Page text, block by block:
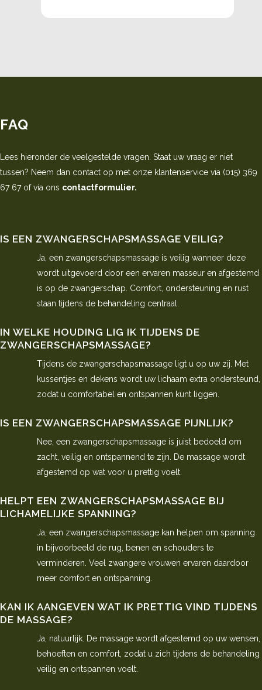
FAQ
Lees hieronder de veelgestelde vragen. Staat uw vraag er niet
tussen? Neem dan contact op met onze klantenservice via (015) 369
67 67 of via ons contactformulier.
IS EEN ZWANGERSCHAPSMASSAGE VEILIG?
Ja, een zwangerschapsmassage is veilig wanneer deze
wordt uitgevoerd door een ervaren masseur en afgestemd
is op de zwangerschap. Comfort, ondersteuning en rust
staan tijdens de behandeling centraal.
IN WELKE HOUDING LIG IK TIJDENS DE
ZWANGERSCHAPSMASSAGE?
Tijdens de zwangerschapsmassage ligt u op uw zij. Met
kussentjes en dekens wordt uw lichaam extra ondersteund,
zodat u comfortabel en ontspannen kunt liggen.
IS EEN ZWANGERSCHAPSMASSAGE PIJNLIJK?
Nee, een zwangerschapsmassage is juist bedoeld om
zacht, veilig en ontspannend te zijn. De massage wordt
afgestemd op wat voor u prettig voelt.
HELPT EEN ZWANGERSCHAPSMASSAGE BIJ
LICHAMELIJKE SPANNING?
Ja, een zwangerschapsmassage kan helpen om spanning
in bijvoorbeeld de rug, benen en schouders te
verminderen. Veel zwangere vrouwen ervaren daardoor
meer comfort en ontspanning.
KAN IK AANGEVEN WAT IK PRETTIG VIND TIJDENS
DE MASSAGE?
Ja, natuurlijk. De massage wordt afgestemd op uw wensen,
behoeften en comfort, zodat u zich tijdens de behandeling
veilig en ontspannen voelt.